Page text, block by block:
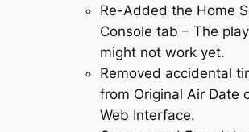
Re-Added the Home
Console tab – The
might not work yet.
Removed accidental
from Original Air Date
Web Interface.